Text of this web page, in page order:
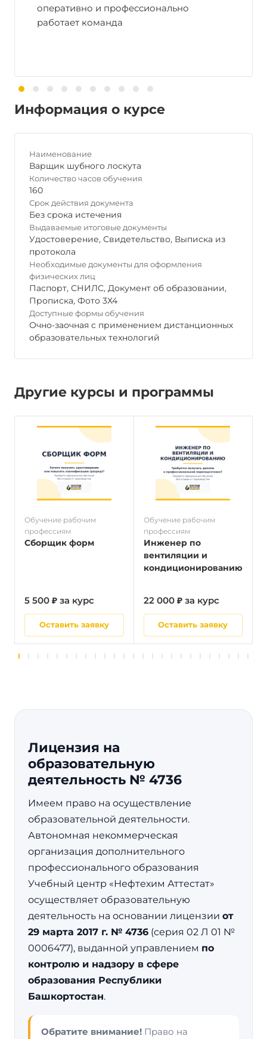
оперативно и профессионально
работает команда
Информация о курсе
Наименование
Варщик шубного лоскута
Количество часов обучения
160
Срок действия документа
Без срока истечения
Выдаваемые итоговые документы
Удостоверение, Свидетельство, Выписка из
протокола
Необходимые документы для оформления
физических лиц
Паспорт, СНИЛС, Документ об образовании,
Прописка, Фото 3Х4
Доступные формы обучения
Очно-заочная с применением дистанционных
образовательных технологий
Другие курсы и программы
Обучение рабочим
профессиям
Сборщик форм
5 500 ₽ за курс
Оставить заявку
Обучение рабочим
профессиям
Инженер по
вентиляции и
кондиционированию
22 000 ₽ за курс
Оставить заявку
Лицензия на
образовательную
деятельность № 4736
Имеем право на осуществление
образовательной деятельности.
Автономная некоммерческая
организация дополнительного
профессионального образования
Учебный центр «Нефтехим Аттестат»
осуществляет образовательную
деятельность на основании лицензии от
29 марта 2017 г. № 4736 (серия 02 Л 01 №
0006477), выданной управлением по
контролю и надзору в сфере
образования Республики
Башкортостан.
Обратите внимание! Право на